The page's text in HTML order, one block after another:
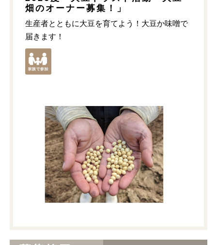
畑のオーナー募集！」
生産者とともに大豆を育てよう！大豆か味噌で
届きます！